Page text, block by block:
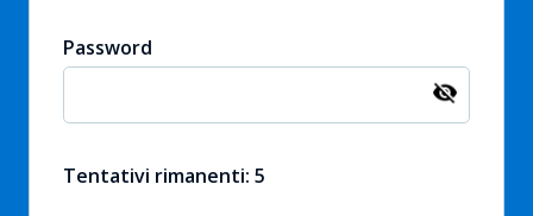
Password
Tentativi rimanenti: 5